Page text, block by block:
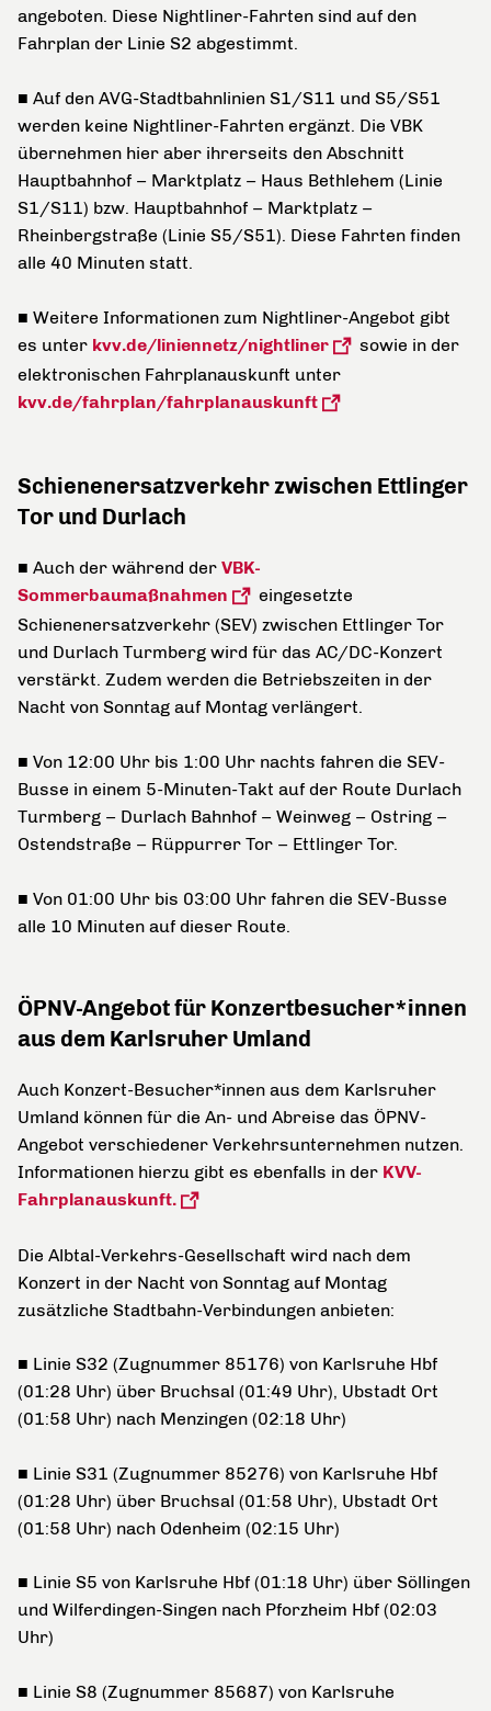
angeboten. Diese Nightliner-Fahrten sind auf den
Fahrplan der Linie S2 abgestimmt.
■ Auf den AVG-Stadtbahnlinien S1/S11 und S5/S51
werden keine Nightliner-Fahrten ergänzt. Die VBK
übernehmen hier aber ihrerseits den Abschnitt
Hauptbahnhof – Marktplatz – Haus Bethlehem (Linie
S1/S11) bzw. Hauptbahnhof – Marktplatz –
Rheinbergstraße (Linie S5/S51). Diese Fahrten finden
alle 40 Minuten statt.
■ Weitere Informationen zum Nightliner-Angebot gibt
es unter kvv.de/liniennetz/nightliner
sowie in der
elektronischen Fahrplanauskunft unter
kvv.de/fahrplan/fahrplanauskunft
Schienenersatzverkehr zwischen Ettlinger
Tor und Durlach
■ Auch der während der VBK-
Sommerbaumaßnahmen
eingesetzte
Schienenersatzverkehr (SEV) zwischen Ettlinger Tor
und Durlach Turmberg wird für das AC/DC-Konzert
verstärkt. Zudem werden die Betriebszeiten in der
Nacht von Sonntag auf Montag verlängert.
■ Von 12:00 Uhr bis 1:00 Uhr nachts fahren die SEV-
Busse in einem 5-Minuten-Takt auf der Route Durlach
Turmberg – Durlach Bahnhof – Weinweg – Ostring –
Ostendstraße – Rüppurrer Tor – Ettlinger Tor.
■ Von 01:00 Uhr bis 03:00 Uhr fahren die SEV-Busse
alle 10 Minuten auf dieser Route.
ÖPNV-Angebot für Konzertbesucher*innen
aus dem Karlsruher Umland
Auch Konzert-Besucher*innen aus dem Karlsruher
Umland können für die An- und Abreise das ÖPNV-
Angebot verschiedener Verkehrsunternehmen nutzen.
Informationen hierzu gibt es ebenfalls in der KVV-
Fahrplanauskunft.
Die Albtal-Verkehrs-Gesellschaft wird nach dem
Konzert in der Nacht von Sonntag auf Montag
zusätzliche Stadtbahn-Verbindungen anbieten:
■ Linie S32 (Zugnummer 85176) von Karlsruhe Hbf
(01:28 Uhr) über Bruchsal (01:49 Uhr), Ubstadt Ort
(01:58 Uhr) nach Menzingen (02:18 Uhr)
■ Linie S31 (Zugnummer 85276) von Karlsruhe Hbf
(01:28 Uhr) über Bruchsal (01:58 Uhr), Ubstadt Ort
(01:58 Uhr) nach Odenheim (02:15 Uhr)
■ Linie S5 von Karlsruhe Hbf (01:18 Uhr) über Söllingen
und Wilferdingen-Singen nach Pforzheim Hbf (02:03
Uhr)
■ Linie S8 (Zugnummer 85687) von Karlsruhe